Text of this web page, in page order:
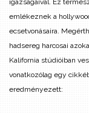
emlékeznek a
ecsetvonásaira.
hadsereg harcosai
Kalifornia stúdióiban
vonatkozólag egy
eredményezett: